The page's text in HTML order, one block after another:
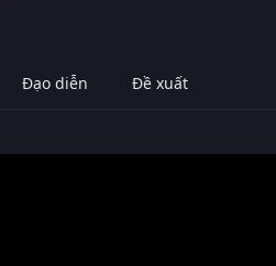
Đạo diễn Đề xuất